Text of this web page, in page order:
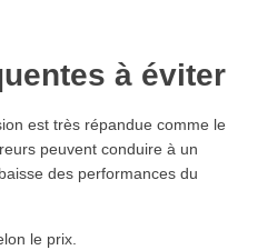
à éviter
est très répandue comme le
peuvent conduire à un
des performances du
le prix.